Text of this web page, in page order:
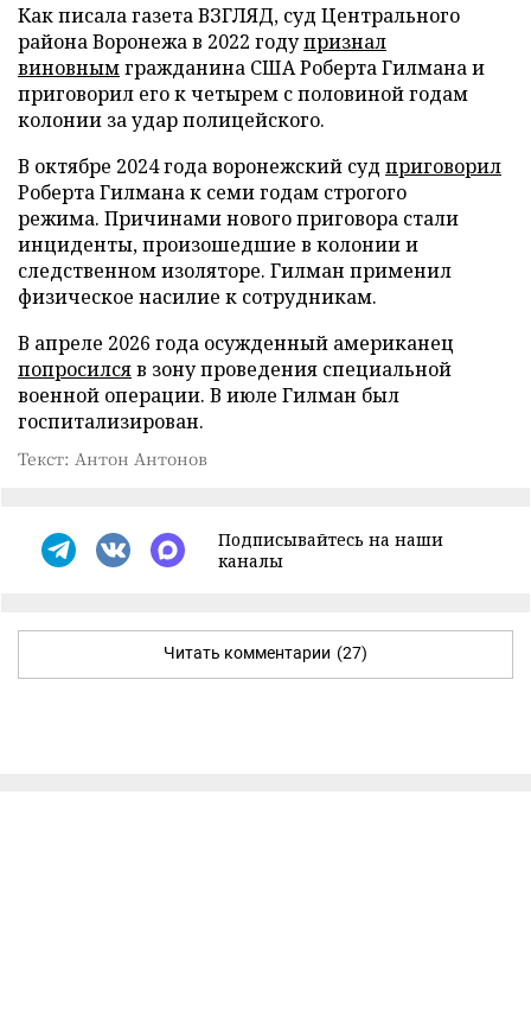
Как писала газета ВЗГЛЯД, суд Центрального
района Воронежа в 2022 годупризнал
виновнымгражданина США Роберта Гилмана и
приговорил его к четырем с половиной годам
колонии за удар полицейского.
В октябре 2024 года воронежский суд приговорил
Роберта Гилмана к семи годам строгого
режима. Причинами нового приговора стали
инциденты, произошедшие в колонии и
следственном изоляторе. Гилман применил
физическое насилие к сотрудникам.
В апреле 2026 года осужденный американец
попросилсяв зону проведения специальной
военной операции. В июле Гилман был
госпитализирован.
Текст: Антон Антонов
Подписывайтесь на наши
каналы
Читать комментарии (27)